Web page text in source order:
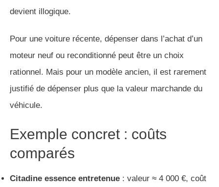
devient illogique.
Pour une voiture récente, dépenser dans l’achat d’un
moteur neuf ou reconditionné peut être un choix
rationnel. Mais pour un modèle ancien, il est rarement
justifié de dépenser plus que la valeur marchande du
véhicule.
Exemple concret : coûts
comparés
Citadine essence entretenue : valeur ≈ 4 000 €, coût